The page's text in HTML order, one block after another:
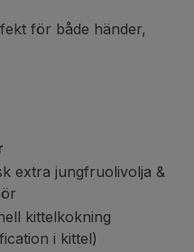
för både händer,
extra jungfruolivolja &
kittelkokning
i kittel)